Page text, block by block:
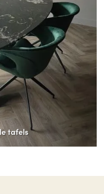
tafels